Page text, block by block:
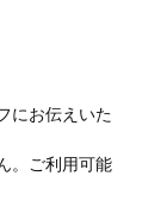
にお伝えいた
。ご利用可能